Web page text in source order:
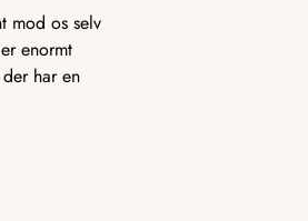
mod os selv
enormt
har en